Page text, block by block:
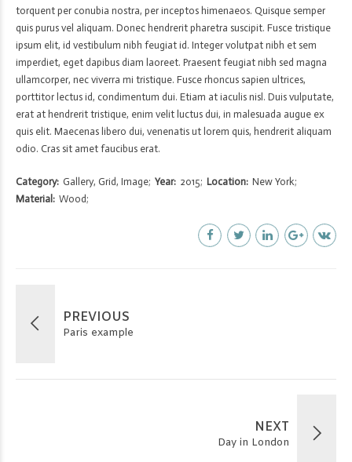
torquent per conubia nostra, per inceptos himenaeos. Quisque semper
quis purus vel aliquam. Donec hendrerit pharetra suscipit. Fusce tristique
ipsum elit, id vestibulum nibh feugiat id. Integer volutpat nibh et sem
imperdiet, eget dapibus diam laoreet. Praesent feugiat nibh sed magna
ullamcorper, nec viverra mi tristique. Fusce rhoncus sapien ultrices,
porttitor lectus id, condimentum dui. Etiam at iaculis nisl. Duis vulputate,
erat at hendrerit tristique, enim velit luctus dui, in malesuada augue ex
quis elit. Maecenas libero dui, venenatis ut lorem quis, hendrerit aliquam
odio. Cras sit amet faucibus erat.
Category Gallery, Grid, Image Year 2015 Location New York
Material
Wood
PREVIOUS
Paris example
NEXT
Day in London